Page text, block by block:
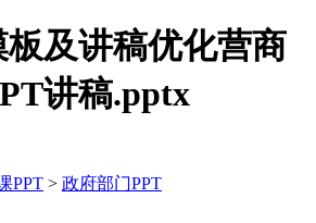
板及讲稿优化营商
讲稿.pptx
PPT > 政府部门PPT